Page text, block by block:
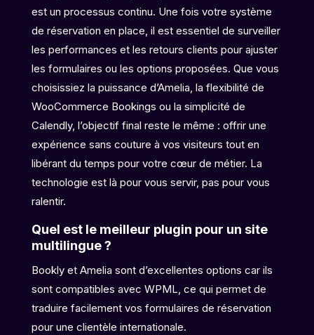
est un processus continu. Une fois votre système
de réservation en place, il est essentiel de surveiller
les performances et les retours clients pour ajuster
les formulaires ou les options proposées. Que vous
choisissiez la puissance d’Amelia, la flexibilité de
WooCommerce Bookings ou la simplicité de
Calendly, l’objectif final reste le même : offrir une
expérience sans couture à vos visiteurs tout en
libérant du temps pour votre cœur de métier. La
technologie est là pour vous servir, pas pour vous
ralentir.
Quel est le meilleur plugin pour un site
multilingue ?
Bookly et Amelia sont d’excellentes options car ils
sont compatibles avec WPML, ce qui permet de
traduire facilement vos formulaires de réservation
pour une clientèle internationale.